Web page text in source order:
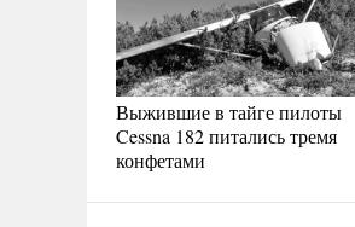
Выжившие в тайге пилоты
Cessna 182 питались тремя
конфетами